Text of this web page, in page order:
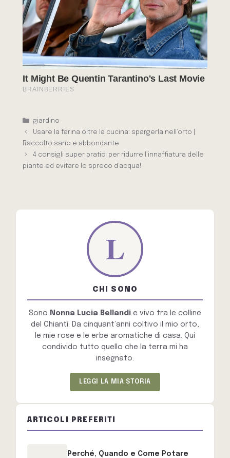
Categorie
giardino
Usare la farina oltre la cucina: spargerla nell’orto |
Raccolto sano e abbondante
4 consigli super pratici per ridurre l’innaffiatura delle
piante ed evitare lo spreco d’acqua!
CHI SONO
Sono Nonna Lucia Bellandi e vivo tra le colline
del Chianti. Da cinquant’anni coltivo il mio orto,
le mie rose e le erbe aromatiche di casa. Qui
condivido tutto quello che la terra mi ha
insegnato.
LEGGI LA MIA STORIA
ARTICOLI PREFERITI
Perché, Quando e Come Potare